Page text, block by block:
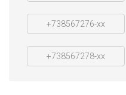
+738567276-xx
+738567278-xx